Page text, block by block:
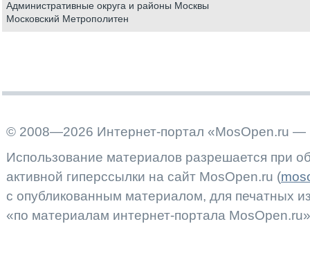
Административные округа и районы Москвы
Московский Метрополитен
© 2008—2026 Интернет-портал «MosOpen.ru —
Использование материалов разрешается при
активной гиперссылки на сайт MosOpen.ru (
с опубликованным материалом, для печатных
«по материалам интернет-портала